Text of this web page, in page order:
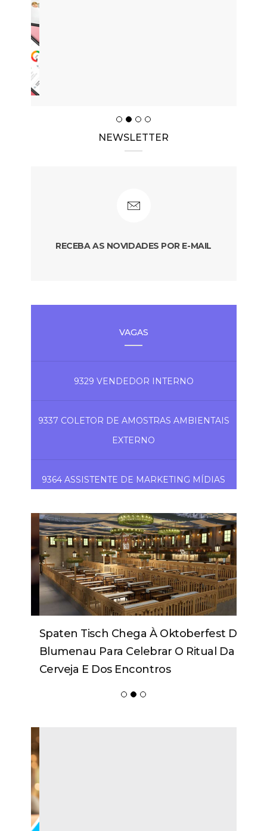
NEWSLETTER
RECEBA AS NOVIDADES POR E-MAIL
VAGAS
9329 VENDEDOR INTERNO
9337 COLETOR DE AMOSTRAS AMBIENTAIS
EXTERNO
9364 ASSISTENTE DE MARKETING MÍDIAS
Spaten Tisch Chega À Oktoberfest De
Blumenau Para Celebrar O Ritual Da
Cerveja E Dos Encontros